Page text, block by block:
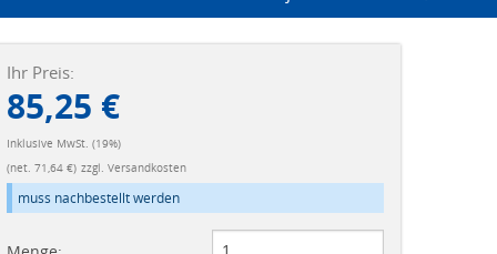
Ihr Preis:
85,25 €
Inklusive MwSt. (19%)
(net. 71,64 €) zzgl. Versandkosten
muss nachbestellt werden